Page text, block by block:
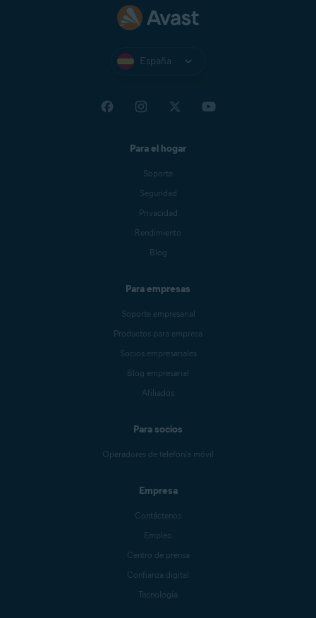
España
Para el hogar
Soporte
Seguridad
Privacidad
Rendimiento
Blog
Para empresas
Soporte empresarial
Productos para empresa
Socios empresariales
Blog empresarial
Afiliados
Para socios
Operadores de telefonía móvil
Empresa
Contáctenos
Empleo
Centro de prensa
Confianza digital
Tecnología